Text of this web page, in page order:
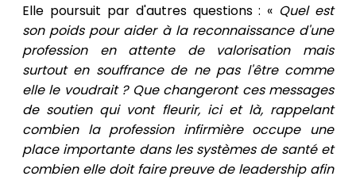
Elle poursuit par d'autres questions : « Quel est
son poids pour aider à la reconnaissance d'une
profession en attente de valorisation mais
surtout en souffrance de ne pas l'être comme
elle le voudrait ? Que changeront ces messages
de soutien qui vont fleurir, ici et là, rappelant
combien la profession infirmière occupe une
place importante dans les systèmes de santé et
combien elle doit faire preuve de leadership afin